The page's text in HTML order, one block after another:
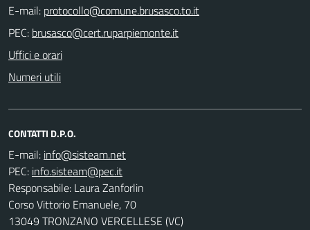
E-mail:
PEC:
Uffici e orari
Numeri utili
CONTATTI D.P.O.
E-mail:
PEC:
Responsabile: Laura Zanforlin
Corso Vittorio Emanuele, 70
13049 TRONZANO VERCELLESE (VC)